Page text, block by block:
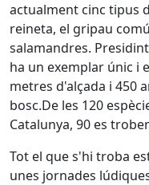
actualment cinc tipus
reineta, el gripau
salamandres.
ha un exemplar únic i
metres d'alçada i 450
bosc.De les 120
Catalunya, 90 es
Tot el que s'hi troba
unes jornades